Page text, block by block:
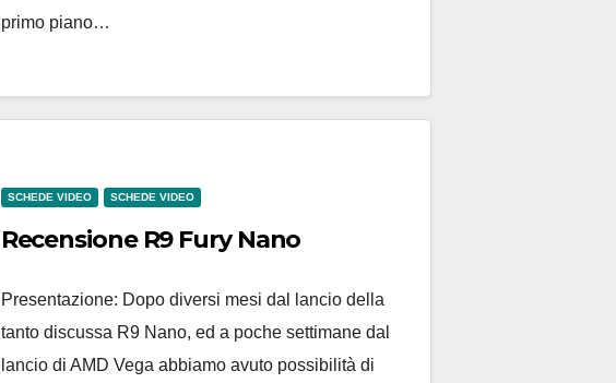
primo piano…
SCHEDE VIDEO SCHEDE VIDEO
Recensione R9 Fury Nano
Presentazione: Dopo diversi mesi dal lancio della
tanto discussa R9 Nano, ed a poche settimane dal
lancio di AMD Vega abbiamo avuto possibilità di